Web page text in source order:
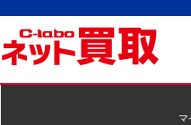
マ